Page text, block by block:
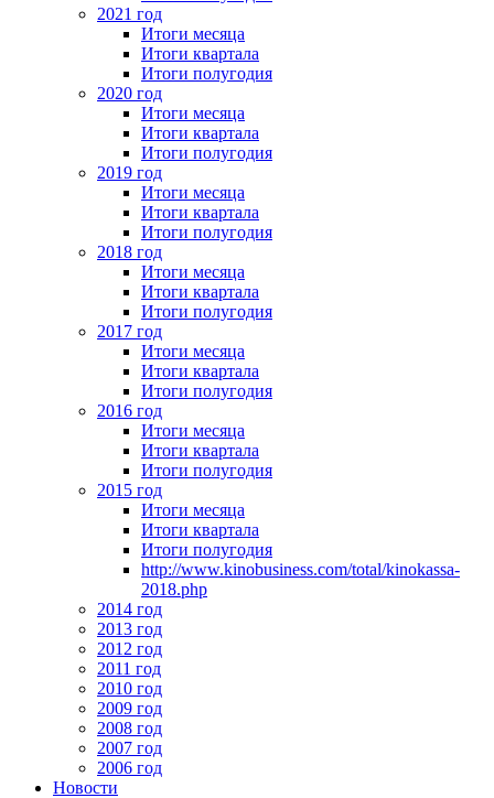
2021 год
Итоги месяца
Итоги квартала
Итоги полугодия
2020 год
Итоги месяца
Итоги квартала
Итоги полугодия
2019 год
Итоги месяца
Итоги квартала
Итоги полугодия
2018 год
Итоги месяца
Итоги квартала
Итоги полугодия
2017 год
Итоги месяца
Итоги квартала
Итоги полугодия
2016 год
Итоги месяца
Итоги квартала
Итоги полугодия
2015 год
Итоги месяца
Итоги квартала
Итоги полугодия
http://www.kinobusiness.com/total/kinokassa-
2018.php
2014 год
2013 год
2012 год
2011 год
2010 год
2009 год
2008 год
2007 год
2006 год
Новости